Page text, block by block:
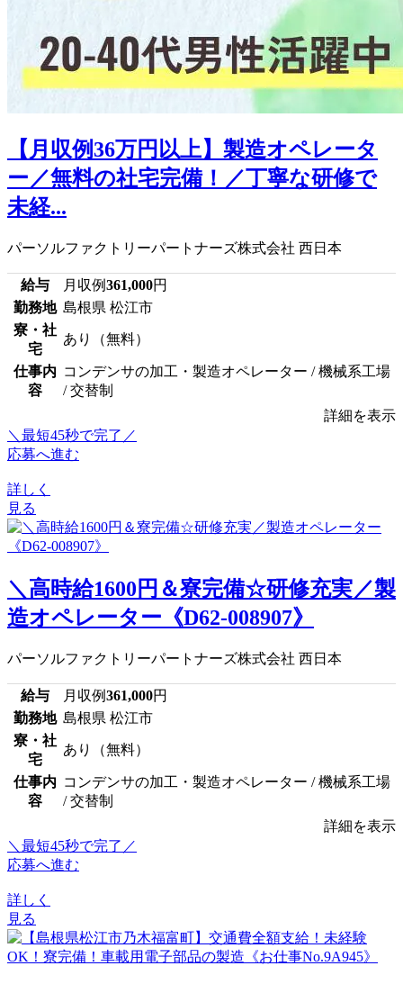
【月収例36万円以上】製造オペレータ
ー／無料の社宅完備！／丁寧な研修で
未経...
パーソルファクトリーパートナーズ株式会社 西日本
給与 月収例361,000円
勤務地 島根県 松江市
寮・社
宅
あり（無料）
仕事内
容
コンデンサの加工・製造オペレーター / 機械系工場
/ 交替制
詳細を表示
＼最短45秒で完了／
応募へ進む
詳しく
見る
＼高時給1600円＆寮完備☆研修充実／製
造オペレーター《D62-008907》
パーソルファクトリーパートナーズ株式会社 西日本
給与 月収例361,000円
勤務地 島根県 松江市
寮・社
宅
あり（無料）
仕事内
容
コンデンサの加工・製造オペレーター / 機械系工場
/ 交替制
詳細を表示
＼最短45秒で完了／
応募へ進む
詳しく
見る